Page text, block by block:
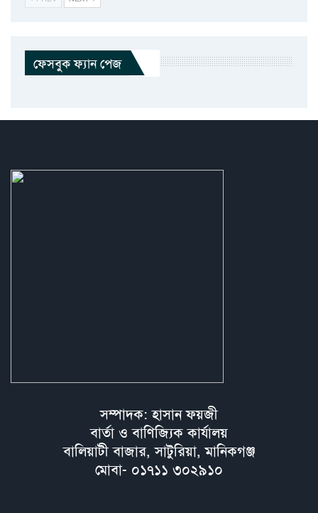
ফেসবুক ফ্যান পেজ
সম্পাদক: হাসান ফয়জী
বার্তা ও বাণিজ্যিক কার্যালয়
বালিয়াটী বাজার, সাটুরিয়া, মানিকগঞ্জ
মোবা- ০১৭১১ ৩০২৯১০